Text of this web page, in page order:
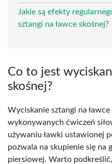
Jakie są efekty
sztangi na ławce skośnej?
Co to jest
skośnej?
Wyciskanie sztangi na
wykonywanych ćwiczeń
używaniu ławki ustawionej
pozwala na skupienie się na
piersiowej. Warto